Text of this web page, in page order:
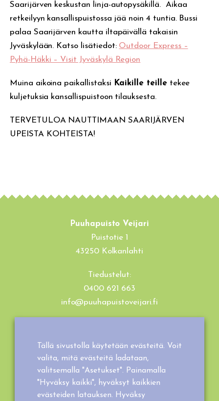
Saarijärven keskustan linja-autopysäkillä. Aikaa
retkeilyyn kansallispuistossa jää noin 4 tuntia. Bussi
palaa Saarijärven kautta iltapäivällä takaisin
Jyväskylään. Katso lisätiedot: Outdoor Express –
Pyhä-Häkki – Visit Jyväskylä Region
Muina aikoina paikallistaksi Kaikille teilletekee
kuljetuksia kansallispuistoon tilauksesta.
TERVETULOA NAUTTIMAAN SAARIJÄRVEN
UPEISTA KOHTEISTA!
Puuhapuisto Veijari
Puistotie 1
43250 Kolkanlahti
Tiedustelut:
0400 621 663
info@puuhapuistoveijari.fi
Tilaus- ja toimitusehdot
Tällä sivustolla käytetään evästeitä. Voit
valita, mitä evästeitä ladataan,
valitsemalla "Asetukset". Painamalla
"Hyväksy kaikki", hyväksyt kaikkien
evästeiden latauksen. Hyväksy